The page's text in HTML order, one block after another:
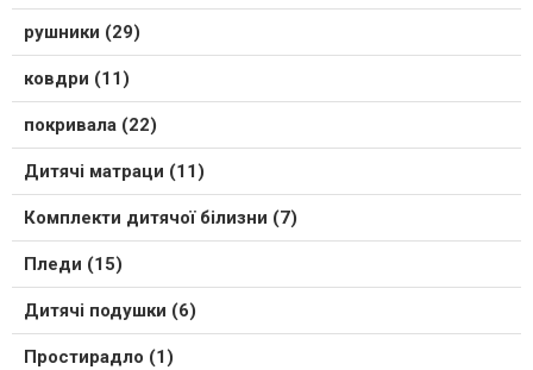
рушники (29)
ковдри (11)
покривала (22)
Дитячі матраци (11)
Комплекти дитячої білизни (7)
Пледи (15)
Дитячі подушки (6)
Простирадло (1)